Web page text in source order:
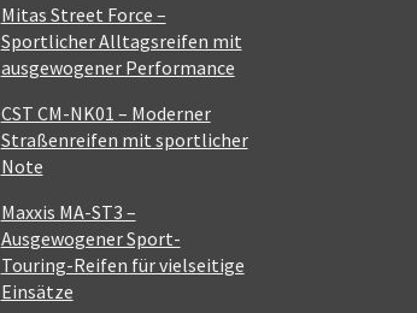
Mitas Street Force –
Sportlicher Alltagsreifen mit
ausgewogener Performance
CST CM-NK01 – Moderner
Straßenreifen mit sportlicher
Note
Maxxis MA-ST3 –
Ausgewogener Sport-
Touring-Reifen für vielseitige
Einsätze